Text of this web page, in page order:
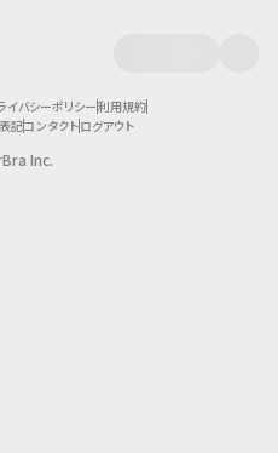
イバシーポリシー利用規約
記コンタクトログアウト
Inc.